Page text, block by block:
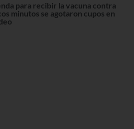
para recibir la vacuna contra
minutos se agotaron cupos en